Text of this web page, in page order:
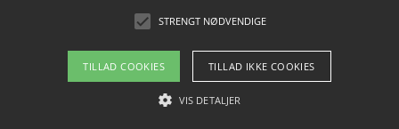
Copyright 2026 - Pilanto Aps
Om / kontakt
STRENGT NØDVENDIGE
TILLAD COOKIES TILLAD IKKE COOKIES
VIS DETALJER